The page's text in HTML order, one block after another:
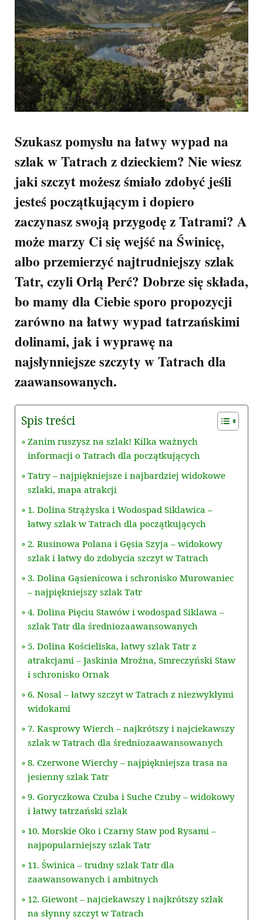
Szukasz pomysłu na łatwy wypad na
szlak w Tatrach z dzieckiem? Nie wiesz
jaki szczyt możesz śmiało zdobyć jeśli
jesteś początkującym i dopiero
zaczynasz swoją przygodę z Tatrami? A
może marzy Ci się wejść na Świnicę,
albo przemierzyć najtrudniejszy szlak
Tatr, czyli Orlą Perć? Dobrze się składa,
bo mamy dla Ciebie sporo propozycji
zarówno na łatwy wypad tatrzańskimi
dolinami, jak i wyprawę na
najsłynniejsze szczyty w Tatrach dla
zaawansowanych.
Spis treści
Zanim ruszysz na szlak! Kilka ważnych
informacji o Tatrach dla początkujących
Tatry – najpiękniejsze i najbardziej widokowe
szlaki, mapa atrakcji
1. Dolina Strążyska i Wodospad Siklawica –
łatwy szlak w Tatrach dla początkujących
2. Rusinowa Polana i Gęsia Szyja – widokowy
szlak i łatwy do zdobycia szczyt w Tatrach
3. Dolina Gąsienicowa i schronisko Murowaniec
– najpiękniejszy szlak Tatr
4. Dolina Pięciu Stawów i wodospad Siklawa –
szlak Tatr dla średniozaawansowanych
5. Dolina Kościeliska, łatwy szlak Tatr z
atrakcjami – Jaskinia Mroźna, Smreczyński Staw
i schronisko Ornak
6. Nosal – łatwy szczyt w Tatrach z niezwykłymi
widokami
7. Kasprowy Wierch – najkrótszy i najciekawszy
szlak w Tatrach dla średniozaawansowanych
8. Czerwone Wierchy – najpiękniejsza trasa na
jesienny szlak Tatr
9. Goryczkowa Czuba i Suche Czuby – widokowy
i łatwy tatrzański szlak
10. Morskie Oko i Czarny Staw pod Rysami –
najpopularniejszy szlak Tatr
11. Świnica – trudny szlak Tatr dla
zaawansowanych i ambitnych
12. Giewont – najciekawszy i najkrótszy szlak
na słynny szczyt w Tatrach